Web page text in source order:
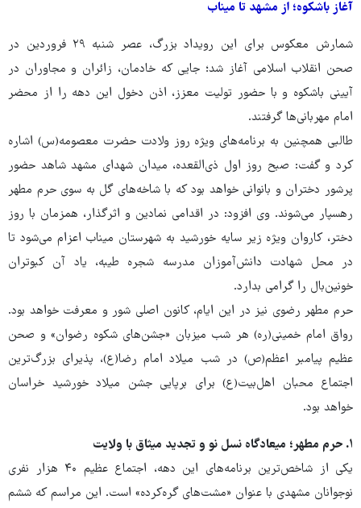
آغاز باشکوه؛ از مشهد تا میناب
شمارش معکوس برای این رویداد بزرگ، عصر شنبه ۲۹ فروردین در
صحن انقلاب اسلامی آغاز شد؛ جایی که خادمان، زائران و مجاوران در
آیینی باشکوه و با حضور تولیت معزز، اذن دخول این دهه را از محضر
امام مهربانی‌ها گرفتند.
طالبی همچنین به برنامه‌های ویژه روز ولادت حضرت معصومه(س) اشاره
کرد و گفت: صبح روز اول ذی‌القعده، میدان شهدای مشهد شاهد حضور
پرشور دختران و بانوانی خواهد بود که با شاخه‌های گل به سوی حرم مطهر
رهسپار می‌شوند. وی افزود: در اقدامی نمادین و اثرگذار، همزمان با روز
دختر، کاروان ویژه زیر سایه خورشید به شهرستان میناب اعزام می‌شود تا
در محل شهادت دانش‌آموزان مدرسه شجره طیبه، یاد آن کبوتران
خونین‌بال را گرامی بدارد.
حرم مطهر رضوی نیز در این ایام، کانون اصلی شور و معرفت خواهد بود.
رواق امام خمینی(ره) هر شب میزبان «جشن‌های شکوه رضوان» و صحن
عظیم پیامبر اعظم(ص) در شب میلاد امام رضا(ع)، پذیرای بزرگ‌ترین
اجتماع محبان اهل‌بیت(ع) برای برپایی جشن میلاد خورشید خراسان
خواهد بود.
۱. حرم مطهر؛ میعادگاه نسل نو و تجدید میثاق با ولایت
یکی از شاخص‌ترین برنامه‌های این دهه، اجتماع عظیم ۴۰ هزار نفری
نوجوانان مشهدی با عنوان «مشت‌های گره‌کرده» است. این مراسم که ششم